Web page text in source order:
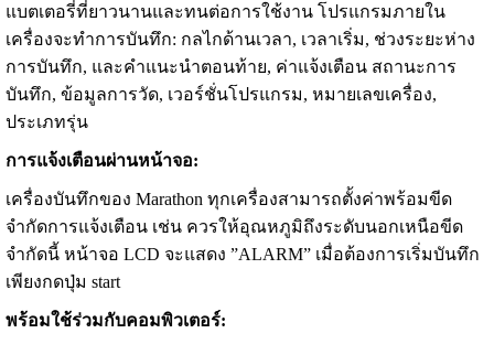
แบตเตอรี่ที่ยาวนานและทนต่อการใช้งาน โปรแกรมภายใน
เครื่องจะทำการบันทึก: กลไกด้านเวลา, เวลาเริ่ม, ช่วงระยะห่าง
การบันทึก, และคำแนะนำตอนท้าย, ค่าแจ้งเตือน สถานะการ
บันทึก, ข้อมูลการวัด, เวอร์ชั่นโปรแกรม, หมายเลขเครื่อง,
ประเภทรุ่น
การแจ้งเตือนผ่านหน้าจอ:
เครื่องบันทึกของ Marathon ทุกเครื่องสามารถตั้งค่าพร้อมขีด
จำกัดการแจ้งเตือน เช่น ควรให้อุณหภูมิถึงระดับนอกเหนือขีด
จำกัดนี้ หน้าจอ LCD จะแสดง ”ALARM” เมื่อต้องการเริ่มบันทึก
เพียงกดปุ่ม start
พร้อมใช้ร่วมกับคอมพิวเตอร์: